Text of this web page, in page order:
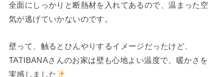
全面にしっかりと断熱材を入れてあるので、温まった空
気が逃げていかないのです。
壁って、触るとひんやりするイメージだったけど、
TATIBANAさんのお家は壁も心地よい温度で、暖かさを
実感しました